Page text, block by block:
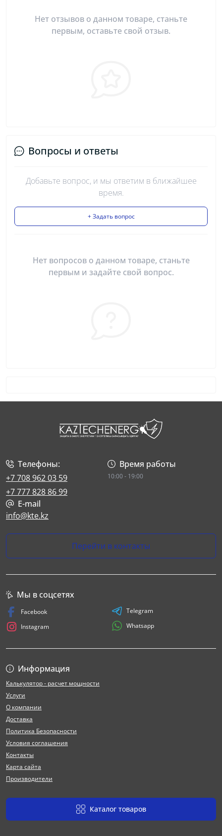
Нет отзывов о данном товаре, станьте
первым, оставьте свой отзыв.
Вопросы и ответы
Добавьте вопрос, и мы ответим в ближайшее
время.
+ Задать вопрос
Нет вопросов о данном товаре, станьте
первым и задайте свой вопрос.
Телефоны:
+7 708 962 03 59
+7 777 828 86 99
Время работы
10:00 - 19:00
E-mail
info@kte.kz
Перейти в контакты
Информация
Калькулятор - расчет мощности
Услуги
О компании
Доставка
Политика Безопасности
Условия соглашения
Контакты
Карта сайта
Производители
Каталог товаров
Мы в соцсетях
Facebook
Instagram
Telegram
Whatsapp